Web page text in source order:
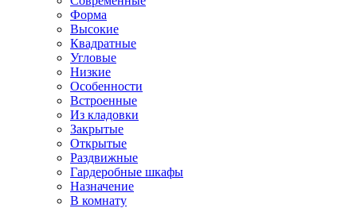
Форма
Высокие
Квадратные
Угловые
Низкие
Особенности
Встроенные
Из кладовки
Закрытые
Открытые
Раздвижные
Гардеробные шкафы
Назначение
В комнату